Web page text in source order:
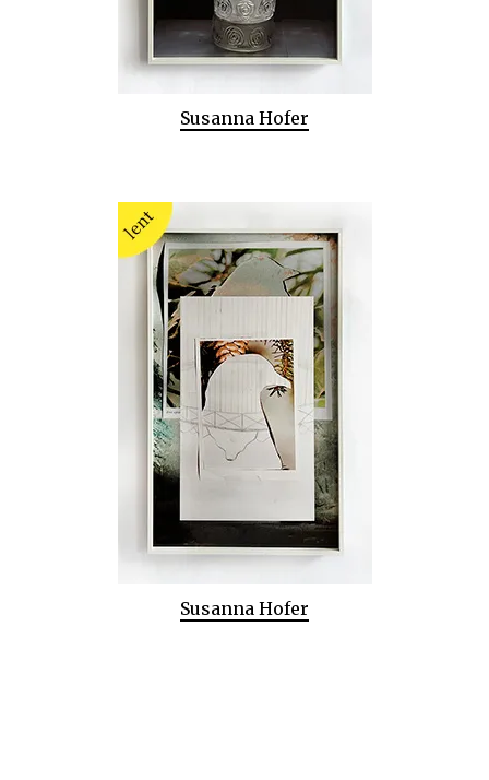
Susanna Hofer
Susanna Hofer